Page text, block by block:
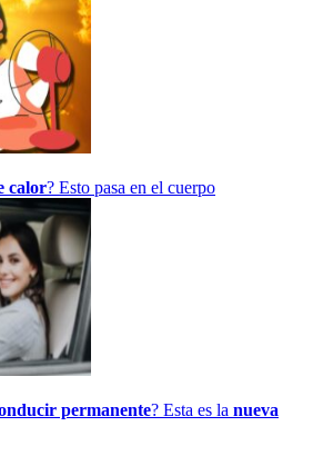
calor? Esto pasa en el cuerpo
permanente? Esta es la nueva